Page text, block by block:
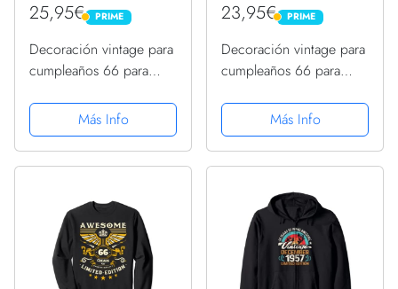
25,95€ PRIME
PRIME
Decoración vintage para
cumpleaños 66 para
cumpleaños 66
Sudadera con Capucha
Más Info
23,95€ PRIME
PRIME
Decoración vintage para
cumpleaños 66 para
cumpleaños 66
Sudadera
Más Info